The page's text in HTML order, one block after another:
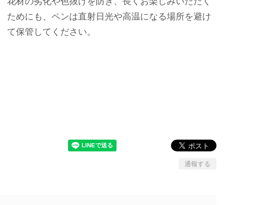
ためにも、ペンは直射日光や高温になる場所を避け
て保管してください。
通報する